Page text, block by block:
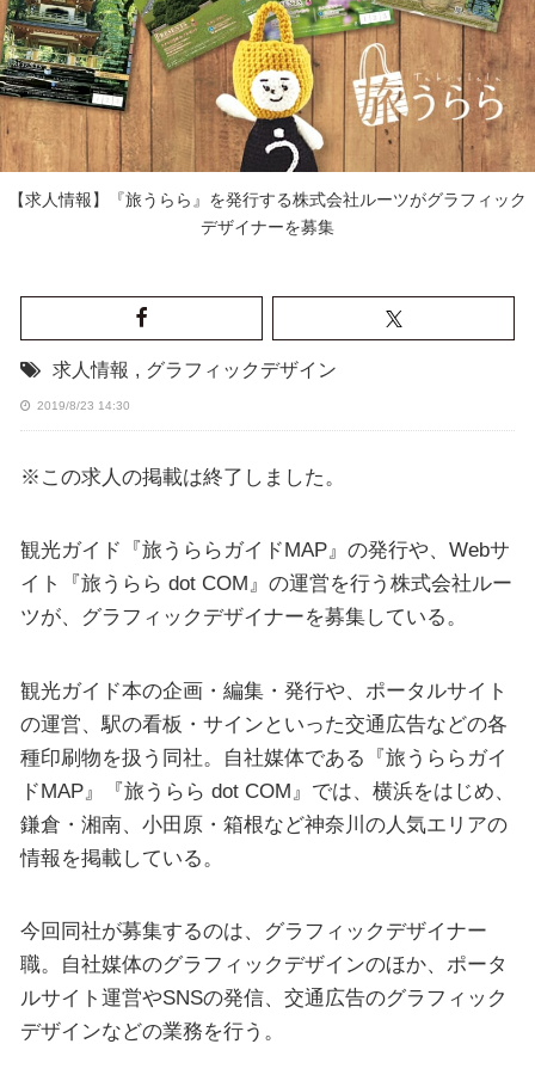
【求人情報】『旅うらら』を発行する株式会社ルーツがグラフィック
デザイナーを募集
求人情報 , グラフィックデザイン
2019/8/23 14:30
※この求人の掲載は終了しました。
観光ガイド『旅うららガイドMAP』の発行や、Webサ
イト『旅うらら dot COM』の運営を行う株式会社ルー
ツが、グラフィックデザイナーを募集している。
観光ガイド本の企画・編集・発行や、ポータルサイト
の運営、駅の看板・サインといった交通広告などの各
種印刷物を扱う同社。自社媒体である『旅うららガイ
ドMAP』『旅うらら dot COM』では、横浜をはじめ、
鎌倉・湘南、小田原・箱根など神奈川の人気エリアの
情報を掲載している。
今回同社が募集するのは、グラフィックデザイナー
職。自社媒体のグラフィックデザインのほか、ポータ
ルサイト運営やSNSの発信、交通広告のグラフィック
デザインなどの業務を行う。